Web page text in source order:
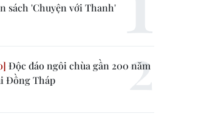
sách 'Chuyện với Thanh'
Độc đáo ngôi chùa gần 200 năm
Đồng Tháp